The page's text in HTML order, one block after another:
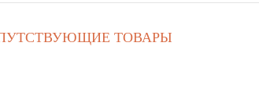
ТОВАРЫ